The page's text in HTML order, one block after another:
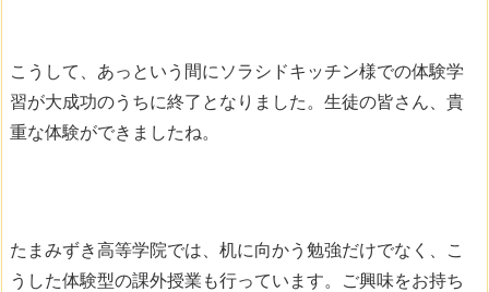
こうして、あっという間にソラシドキッチン様での体験学
習が大成功のうちに終了となりました。生徒の皆さん、貴
重な体験ができましたね。
たまみずき高等学院では、机に向かう勉強だけでなく、こ
うした体験型の課外授業も行っています。ご興味をお持ち